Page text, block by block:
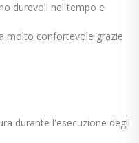
durevoli nel tempo e
molto confortevole grazie
durante l'esecuzione degli